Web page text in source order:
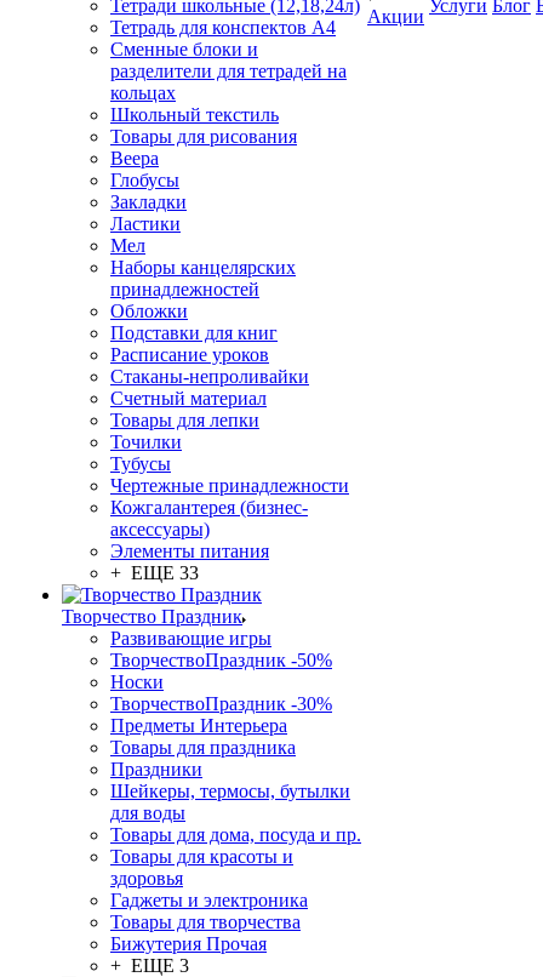
Тетради школьные (12,18,24л)
Тетрадь для конспектов А4
Сменные блоки и
разделители для тетрадей на
кольцах
Школьный текстиль
Товары для рисования
Веера
Глобусы
Закладки
Ластики
Мел
Наборы канцелярских
принадлежностей
Обложки
Подставки для книг
Расписание уроков
Стаканы-непроливайки
Счетный материал
Товары для лепки
Точилки
Тубусы
Чертежные принадлежности
Кожгалантерея (бизнес-
аксессуары)
Элементы питания
+ ЕЩЕ 33
Творчество Праздник
Развивающие игры
ТворчествоПраздник -50%
Носки
ТворчествоПраздник -30%
Предметы Интерьера
Товары для праздника
Праздники
Шейкеры, термосы, бутылки
для воды
Товары для дома, посуда и пр.
Товары для красоты и
здоровья
Гаджеты и электроника
Товары для творчества
Бижутерия Прочая
+ ЕЩЕ 3
Акции
Услуги Блог